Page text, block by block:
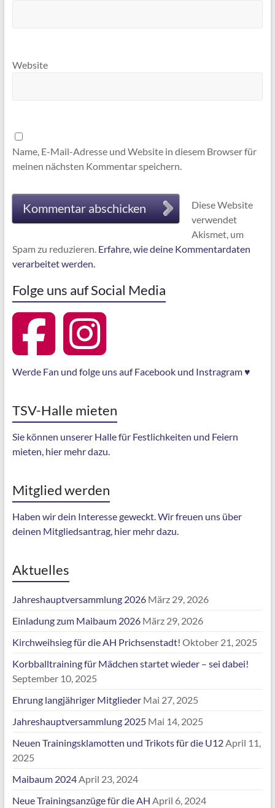
Website
Name, E-Mail-Adresse und Website in diesem Browser für
meinen nächsten Kommentar speichern.
Diese Website
verwendet
Akismet, um
Spam zu reduzieren. Erfahre, wie deine Kommentardaten
verarbeitet werden.
Folge uns auf Social Media
Werde Fan und folge uns auf Facebook und Instragram ♥
TSV-Halle mieten
Sie können unserer Halle für Festlichkeiten und Feiern
mieten, hier mehr dazu.
Mitglied werden
Haben wir dein Interesse geweckt. Wir freuen uns über
deinen Mitgliedsantrag, hier mehr dazu.
Aktuelles
Jahreshauptversammlung 2026 März 29, 2026
Einladung zum Maibaum 2026 März 29, 2026
Kirchweihsieg für die AH Prichsenstadt! Oktober 21, 2025
Korbballtraining für Mädchen startet wieder – sei dabei!
September 10, 2025
Ehrung langjähriger Mitglieder Mai 27, 2025
Jahreshauptversammlung 2025 Mai 14, 2025
Neuen Trainingsklamotten und Trikots für die U12 April 11,
2025
Maibaum 2024 April 23, 2024
Neue Trainingsanzüge für die AH April 6, 2024